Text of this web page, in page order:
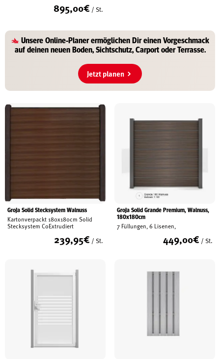
895,00€ / St.
UnsereOnline-Planerermöglichen Dir einen Vorgeschmack
auf deinenneuen Boden, Sichtschutz, Carport oder Terrasse.
Jetzt planen
GroJa Solid Stecksystem Walnuss
Kartonverpackt 180x180cm Solid
Stecksystem CoExtrudiert
239,95€ / St.
GroJa Solid Grande Premium, Walnuss,
180x180cm
7 Füllungen, 6 Lisenen,
449,00€ / St.